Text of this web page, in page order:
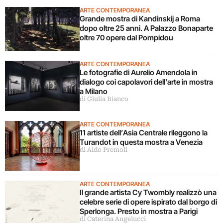
ARTE CONTEMPORANEA
Grande mostra di Kandinskij a Roma
dopo oltre 25 anni. A Palazzo Bonaparte
oltre 70 opere dal Pompidou
ARTE CONTEMPORANEA
Le fotografie di Aurelio Amendola in
dialogo coi capolavori dell’arte in mostra
a Milano
di Giulia Bianco
ARTE CONTEMPORANEA
11 artiste dell’Asia Centrale rileggono la
Turandot in questa mostra a Venezia
di Aldo Premoli
ARTE CONTEMPORANEA
Il grande artista Cy Twombly realizzò una
celebre serie di opere ispirato dal borgo di
Sperlonga. Presto in mostra a Parigi
di Caterina Angelucci